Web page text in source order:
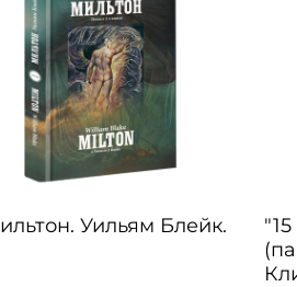
Уильям Блейк.